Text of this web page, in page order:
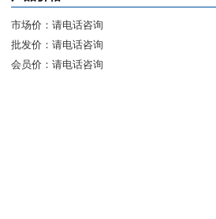
市场价：请电话咨询
批发价：请电话咨询
会员价：请电话咨询